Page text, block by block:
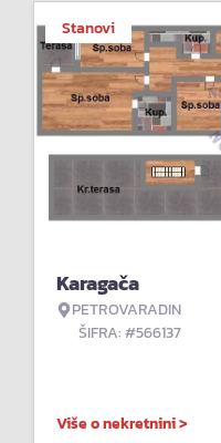
Stanovi
Karagača
PETROVARADIN
ŠIFRA: #566137
Više o nekretnini >